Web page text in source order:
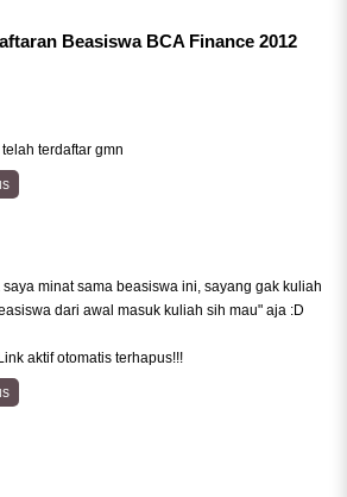
Beasiswa BCA Finance 2012
terdaftar gmn
minat sama beasiswa ini, sayang gak kuliah
dari awal masuk kuliah sih mau" aja :D
aktif otomatis terhapus!!!